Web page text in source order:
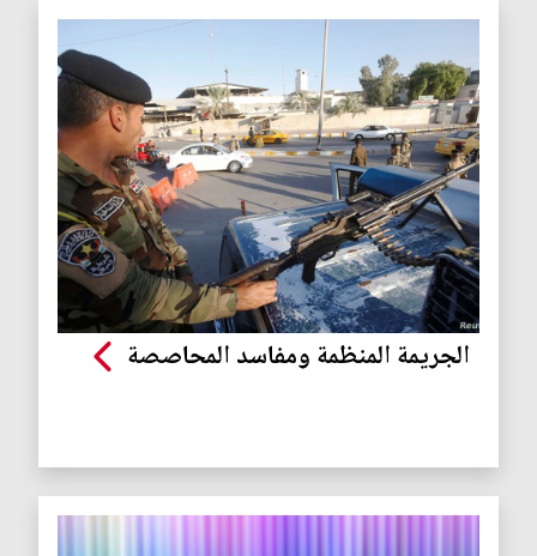
الجريمة المنظمة ومفاسد المحاصصة